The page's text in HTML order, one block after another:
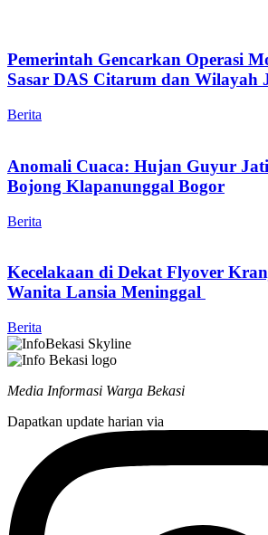
Pemerintah Gencarkan Operasi
Sasar DAS Citarum dan Wilayah
Berita
Anomali Cuaca: Hujan Guyur
Bojong Klapanunggal Bogor
Berita
Kecelakaan di Dekat Flyover
Wanita Lansia Meninggal
Berita
Media Informasi Warga Bekasi
Dapatkan update harian via